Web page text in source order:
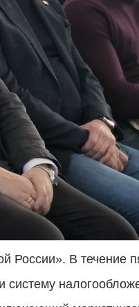
В течение
систему